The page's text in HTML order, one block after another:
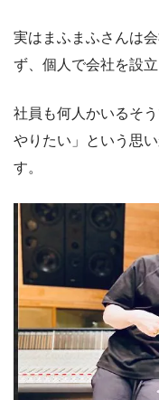
実はまふまふさんは
ず、個人で会社を設立
社員も何人かいるそ
やりたい」という思
す。